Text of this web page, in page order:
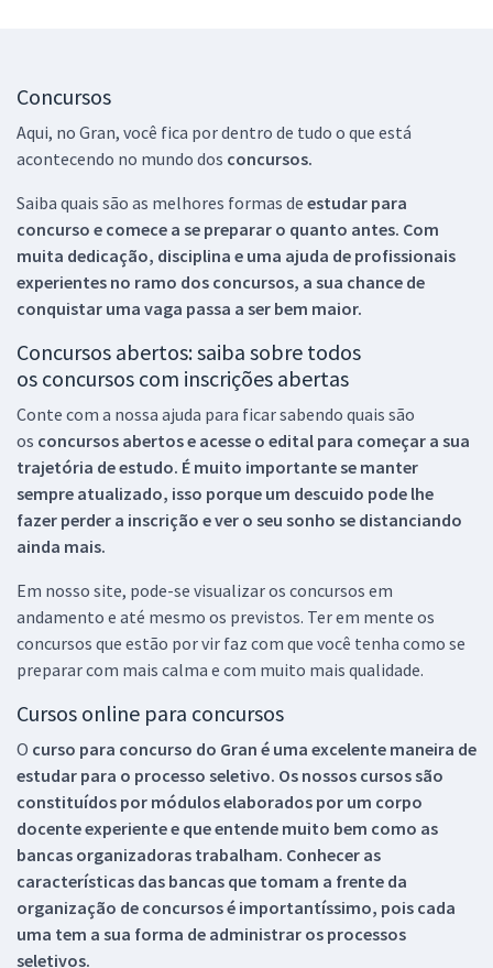
Concursos
Aqui, no Gran, você fica por dentro de tudo o que está
acontecendo no mundo dos concursos.
Saiba quais são as melhores formas de estudar para
concurso e comece a se preparar o quanto antes. Com
muita dedicação, disciplina e uma ajuda de profissionais
experientes no ramo dos concursos, a sua chance de
conquistar uma vaga passa a ser bem maior.
Concursos abertos: saiba sobre todos
os concursos com inscrições abertas
Conte com a nossa ajuda para ficar sabendo quais são
os concursos abertos e acesse o edital para começar a sua
trajetória de estudo. É muito importante se manter
sempre atualizado, isso porque um descuido pode lhe
fazer perder a inscrição e ver o seu sonho se distanciando
ainda mais.
Em nosso site, pode-se visualizar os concursos em
andamento e até mesmo os previstos. Ter em mente os
concursos que estão por vir faz com que você tenha como se
preparar com mais calma e com muito mais qualidade.
Cursos online para concursos
O curso para concurso do Gran é uma excelente maneira de
estudar para o processo seletivo. Os nossos cursos são
constituídos por módulos elaborados por um corpo
docente experiente e que entende muito bem como as
bancas organizadoras trabalham. Conhecer as
características das bancas que tomam a frente da
organização de concursos é importantíssimo, pois cada
uma tem a sua forma de administrar os processos
seletivos.